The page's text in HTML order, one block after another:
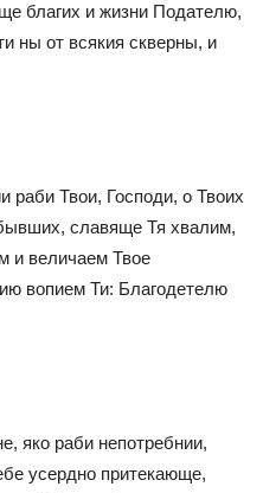
благих и жизни Подателю,
ны от всякия скверны, и
раби Твои, Господи, о Твоих
славяще Тя хвалим,
и величаем Твое
вопием Ти: Благодетелю
яко раби непотребнии,
усердно притекающе,